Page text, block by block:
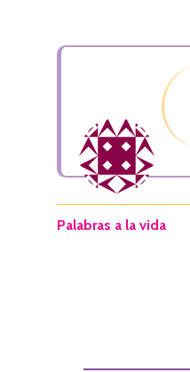
Palabras a la vida